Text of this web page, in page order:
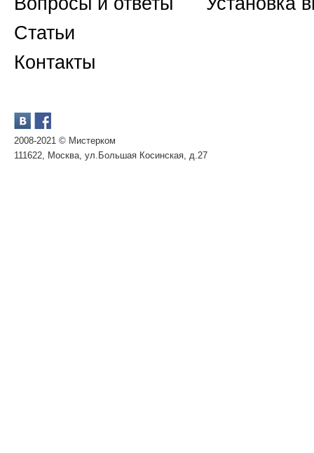
Статьи
Контакты
2008-2021 © Мистерком
111622, Москва, ул.Большая Косинская, д.27